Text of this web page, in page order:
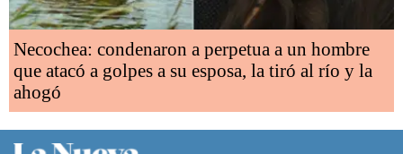
Necochea: condenaron a perpetua a un hombre
que atacó a golpes a su esposa, la tiró al río y la
ahogó